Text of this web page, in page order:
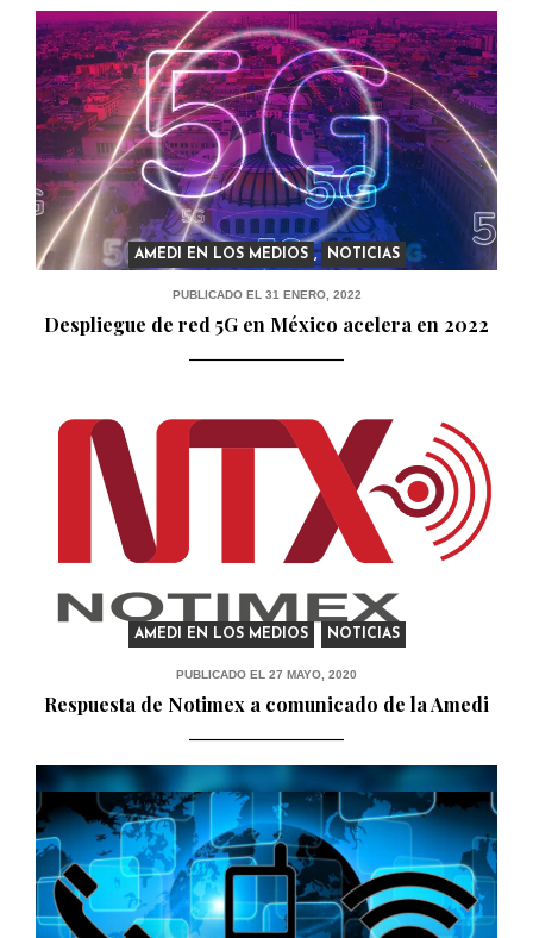
PUBLICADO EL 5 ENERO, 2023
AMEDI EN LOS MEDIOS , NOTICIAS
PUBLICADO EL 31 ENERO, 2022
Despliegue de red 5G en México acelera en 2022
AMEDI EN LOS MEDIOS NOTICIAS
PUBLICADO EL 27 MAYO, 2020
Respuesta de Notimex a comunicado de la Amedi